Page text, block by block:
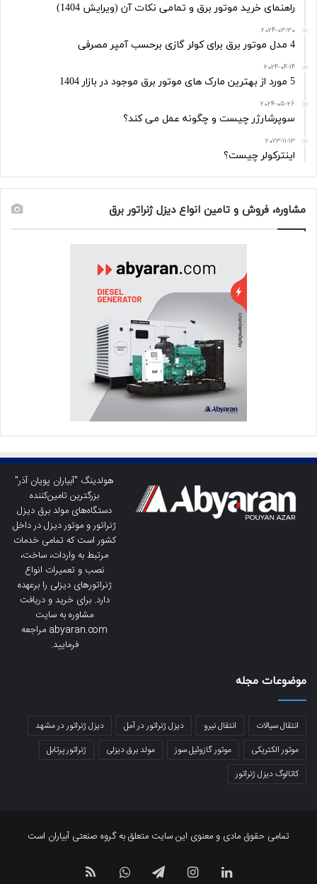
راهنمای خرید موتور برق و تمامی نکات آن (ویرایش 1404)
2024-03-30
4 مدل موتور برق برای کولر گازی برحسب آمپر مصرفی
2024-04-14
5 مورد از بهترین مارک های موتور برق موجود در بازار 1404
2024-05-26
سوپرشارژر چیست و چگونه عمل می کند؟
2023-11-13
اینترکولر چیست؟
مشاوره، فروش و تامین انواع دیزل ژنراتور برق
هولدینگ "آبیاران پویان آذر"
بزرگترین تامین‌کننده
دستگاه‌های مولد برق دیزل
ژنراتور و موتور دیزل در داخل
کشور است که تمامی خدمات
مرتبط به واردات، ساخت،
نصب و تعمیرات انواع
ژنراتورهای دیزلی را برعهده
دارد. برای خرید و دریافت
مشاوره به سایت
abyaran.com مراجعه
فرمایید.
موضوعات مجله
انتقال سیالات انتقال نیرو دیزل ژنراتور در آمل
دیزل ژنراتور در مشهد
موتور الکتریکی
موتور گازوئیل سوز مولد برق دیزلی
ژنراتور پرتابل
کاتالوگ دیزل ژنراتور
تمامی حقوق مادی و معنوی این سایت متعلق به گروه صنعتی آبیاران است
لینکدین اینستاگرام تلگرام واتس